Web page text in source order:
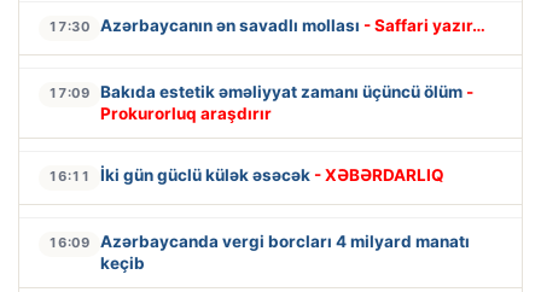
17:30 Azərbaycanın ən savadlı mollası - Saffari yazır…
17:09 Bakıda estetik əməliyyat zamanı üçüncü ölüm -
Prokurorluq araşdırır
16:11 İki gün güclü külək əsəcək - XƏBƏRDARLIQ
16:09
Azərbaycanda vergi borcları 4 milyard manatı
keçib